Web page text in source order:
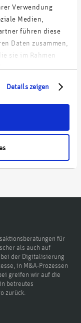
Verwendung
Medien,
führen diese
Daten zusammen,
sie im Rahmen
Details zeigen
für
als auch auf
der Digitalisierung
in M&A-Prozessen
greifen wir auf die
betreutes
zurück.